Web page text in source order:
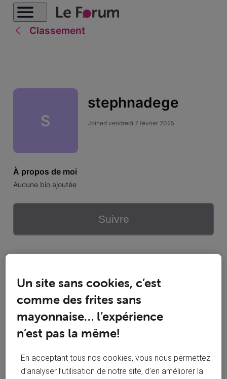
Classement
S
stephnadege
Joined vendredi 7 février 2025
À propos de moi
Aucune bio ajoutée
Suivre
0
Mentions J'aime reçues
0
0
Conversations suivies
1
Publications
Un site sans cookies, c’est
comme des frites sans
mayonnaise… l’expérience
n’est pas la même!
En acceptant tous nos cookies, vous nous permettez
d’analyser l’utilisation de notre site, d’en améliorer la